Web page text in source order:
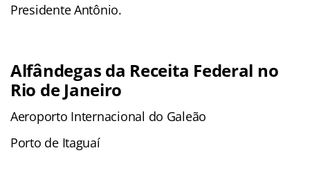
Presidente Antônio.
Alfândegas da Receita Federal no
Rio de Janeiro
Aeroporto Internacional do Galeão
Porto de Itaguaí